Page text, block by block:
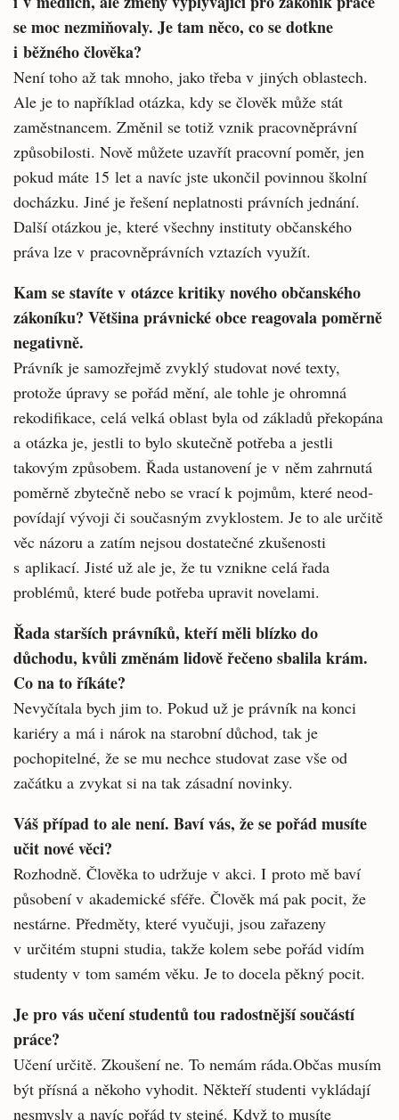
se moc nezmiňovaly. Je tam něco, co se dotkne
i běžného člověka?
Není toho až tak mnoho, jako třeba v jiných oblastech.
Ale je to například otázka, kdy se člověk může stát
zaměstnancem. Změnil se totiž vznik pracovněprávní
způsobilosti. Nově můžete uzavřít pracovní poměr, jen
pokud máte 15 let a navíc jste ukončil povinnou školní
docházku. Jiné je řešení neplatnosti právních jednání.
Další otázkou je, které všechny insti­tuty občanského
práva lze v pracovněprávních vztazích využít.
Kam se stavíte v otázce kritiky nového občanského
zákoníku? Většina právnické obce reagovala poměrně
negativně.
Právník je samozřejmě zvyklý studovat nové texty,
protože úpravy se pořád mění, ale tohle je ohromná
rekodifikace, celá velká oblast byla od základů překopána
a otázka je, jestli to bylo skutečně potřeba a jestli
takovým způsobem. Řada ustanovení je v něm zahrnutá
poměrně zbytečně nebo se vrací k pojmům, které neod­
povídají vývoji či současným zvyklostem. Je to ale určitě
věc názoru a zatím nejsou dostateč­né zkušenosti
s aplikací. Jisté už ale je, že tu vznikne celá řada
problémů, které bude potře­ba upravit novelami.
Řada starších právníků, kteří měli blízko do
důchodu, kvůli změnám lidově řečeno sbalila krám.
Co na to říkáte?
Nevyčítala bych jim to. Pokud už je práv­ník na konci
kariéry a má i nárok na starobní důchod, tak je
pochopitelné, že se mu nechce studovat zase vše od
začátku a zvykat si na tak zásadní novinky.
Váš případ to ale není. Baví vás, že se pořád musíte
učit nové věci?
Rozhodně. Člověka to udržuje v akci. I proto mě baví
působení v akademické sféře. Člověk má pak pocit, že
nestárne. Předměty, které vy­učuji, jsou zařazeny
v určitém stupni studia, takže kolem sebe pořád vidím
studenty v tom samém věku. Je to docela pěkný pocit.
Je pro vás učení studentů tou radostněj­ší součástí
práce?
Učení určitě. Zkoušení ne. To nemám ráda.Občas musím
být přísná a někoho vyhodit. Někteří studenti vykládají
nesmysly a navíc pořád ty stejné. Když to musíte